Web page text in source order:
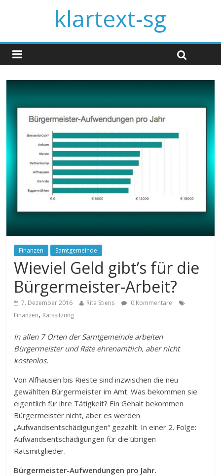
klartext-sg
Finanzen Samtgemeinde
Wieviel Geld gibt’s für die
Bürgermeister-Arbeit?
7. Dezember 2016 Rita Stiens
0 Kommentare
Finanzen, Ratssitzung
In allen 7 Orten der Samtgemeinde arbeiten
Bürgermeister und Räte ehrenamtlich, aber nicht
kostenlos.
Von Alfhausen bis Rieste sind inzwischen die neu
gewählten Bürgermeister im Amt. Was bekommen sie
eigentlich für ihre Tätigkeit? Ein Gehalt bekommen
Bürgermeister nicht, aber es werden
„Aufwandsentschädigungen“ gezahlt. In einer 2. Folge:
Aufwandsentschädigungen für die übrigen
Ratsmitglieder.
Bürgermeister-Aufwendungen pro Jahr.